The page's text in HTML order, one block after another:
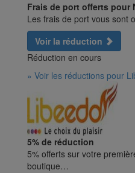
Frais de port offerts pour
Les frais de port vous sont
Voir la réduction
Réduction en cours
» Voir les réductions pour
5% de réduction
5% offerts sur votre
boutique…